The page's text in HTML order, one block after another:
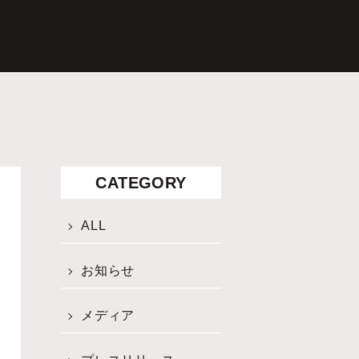
CATEGORY
ALL
お知らせ
メディア